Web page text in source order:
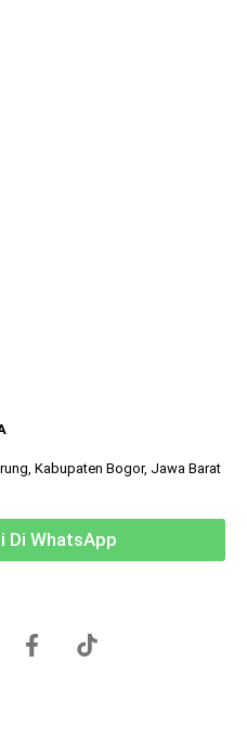
Kabupaten Bogor, Jawa Barat
Di WhatsApp